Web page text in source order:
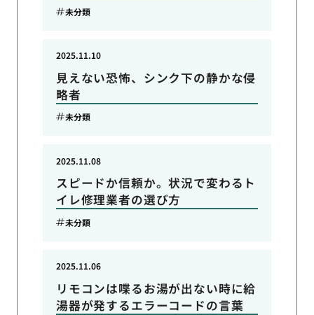
未分類
見えない恐怖、シンク下の静かな侵
略者
2025.11.10
未分類
スピードか信頼か。状況で変わるト
イレ修理業者の選び方
2025.11.08
未分類
リモコンは喋るお湯が出ない時に給
湯器が発するエラーコードの言葉
2025.11.06